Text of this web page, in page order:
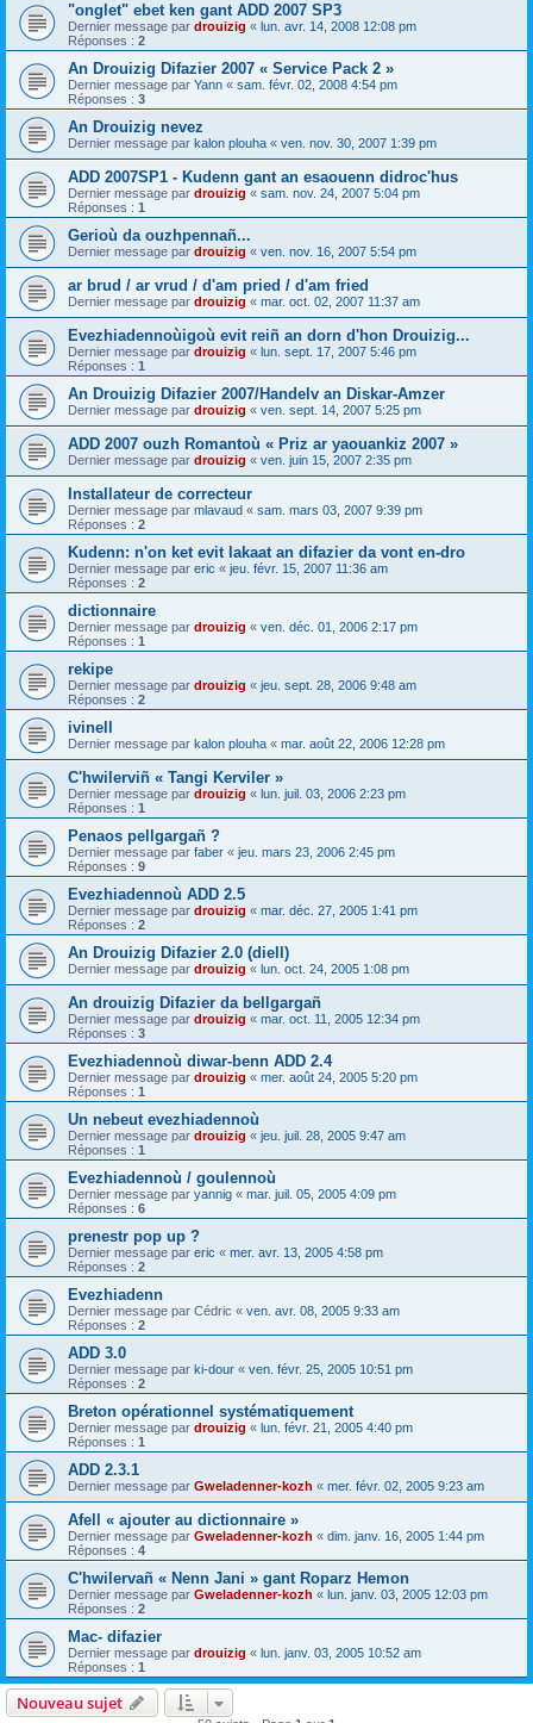
"onglet" ebet ken gant ADD 2007 SP3
Dernier message par drouizig « lun. avr. 14, 2008 12:08 pm
Réponses : 2
An Drouizig Difazier 2007 « Service Pack 2 »
Dernier message par Yann « sam. févr. 02, 2008 4:54 pm
Réponses : 3
An Drouizig nevez
Dernier message par kalon plouha « ven. nov. 30, 2007 1:39 pm
ADD 2007SP1 - Kudenn gant an esaouenn didroc'hus
Dernier message par drouizig « sam. nov. 24, 2007 5:04 pm
Réponses : 1
Gerioù da ouzhpennañ...
Dernier message par drouizig « ven. nov. 16, 2007 5:54 pm
ar brud / ar vrud / d'am pried / d'am fried
Dernier message par drouizig « mar. oct. 02, 2007 11:37 am
Evezhiadennoùigoù evit reiñ an dorn d'hon Drouizig...
Dernier message par drouizig « lun. sept. 17, 2007 5:46 pm
Réponses : 1
An Drouizig Difazier 2007/Handelv an Diskar-Amzer
Dernier message par drouizig « ven. sept. 14, 2007 5:25 pm
ADD 2007 ouzh Romantoù « Priz ar yaouankiz 2007 »
Dernier message par drouizig « ven. juin 15, 2007 2:35 pm
Installateur de correcteur
Dernier message par mlavaud « sam. mars 03, 2007 9:39 pm
Réponses : 2
Kudenn: n'on ket evit lakaat an difazier da vont en-dro
Dernier message par eric « jeu. févr. 15, 2007 11:36 am
Réponses : 2
dictionnaire
Dernier message par drouizig « ven. déc. 01, 2006 2:17 pm
Réponses : 1
rekipe
Dernier message par drouizig « jeu. sept. 28, 2006 9:48 am
Réponses : 2
ivinell
Dernier message par kalon plouha « mar. août 22, 2006 12:28 pm
C'hwilerviñ « Tangi Kerviler »
Dernier message par drouizig « lun. juil. 03, 2006 2:23 pm
Réponses : 1
Penaos pellgargañ ?
Dernier message par faber « jeu. mars 23, 2006 2:45 pm
Réponses : 9
Evezhiadennoù ADD 2.5
Dernier message par drouizig « mar. déc. 27, 2005 1:41 pm
Réponses : 2
An Drouizig Difazier 2.0 (diell)
Dernier message par drouizig « lun. oct. 24, 2005 1:08 pm
An drouizig Difazier da bellgargañ
Dernier message par drouizig « mar. oct. 11, 2005 12:34 pm
Réponses : 3
Evezhiadennoù diwar-benn ADD 2.4
Dernier message par drouizig « mer. août 24, 2005 5:20 pm
Réponses : 1
Un nebeut evezhiadennoù
Dernier message par drouizig « jeu. juil. 28, 2005 9:47 am
Réponses : 1
Evezhiadennoù / goulennoù
Dernier message par yannig « mar. juil. 05, 2005 4:09 pm
Réponses : 6
prenestr pop up ?
Dernier message par eric « mer. avr. 13, 2005 4:58 pm
Réponses : 2
Evezhiadenn
Dernier message par Cédric « ven. avr. 08, 2005 9:33 am
Réponses : 2
ADD 3.0
Dernier message par ki-dour « ven. févr. 25, 2005 10:51 pm
Réponses : 2
Breton opérationnel systématiquement
Dernier message par drouizig « lun. févr. 21, 2005 4:40 pm
Réponses : 1
ADD 2.3.1
Dernier message par Gweladenner-kozh « mer. févr. 02, 2005 9:23 am
Afell « ajouter au dictionnaire »
Dernier message par Gweladenner-kozh « dim. janv. 16, 2005 1:44 pm
Réponses : 4
C'hwilervañ « Nenn Jani » gant Roparz Hemon
Dernier message par Gweladenner-kozh « lun. janv. 03, 2005 12:03 pm
Réponses : 2
Mac- difazier
Dernier message par drouizig « lun. janv. 03, 2005 10:52 am
Réponses : 1
Nouveau sujet